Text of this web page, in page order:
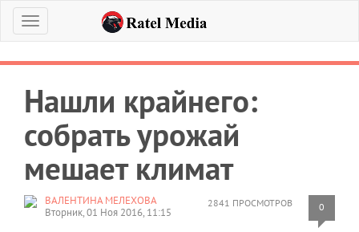
Меню
Нашли крайнего:
собрать урожай
мешает климат
2841 ПРОСМОТРОВ 0
ВАЛЕНТИНА МЕЛЕХОВА
Вторник, 01 Ноя 2016, 11:15